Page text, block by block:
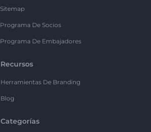
Sitemap
Programa De Socios
Programa De Embajadores
Recursos
Herramientas De Branding
Blog
Categorías